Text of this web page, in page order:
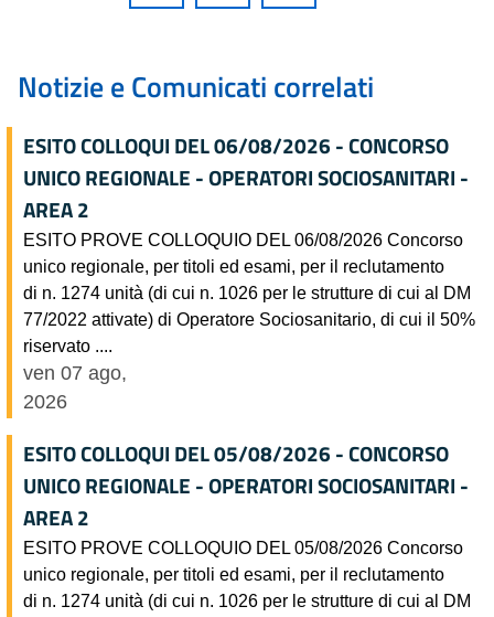
Notizie e Comunicati correlati
ESITO COLLOQUI DEL 06/08/2026 - CONCORSO
UNICO REGIONALE - OPERATORI SOCIOSANITARI -
AREA 2
ESITO PROVE COLLOQUIO DEL 06/08/2026 Concorso
unico regionale, per titoli ed esami, per il reclutamento
di n. 1274 unità (di cui n. 1026 per le strutture di cui al DM
77/2022 attivate) di Operatore Sociosanitario, di cui il 50%
riservato ....
ven 07 ago,
2026
ESITO COLLOQUI DEL 05/08/2026 - CONCORSO
UNICO REGIONALE - OPERATORI SOCIOSANITARI -
AREA 2
ESITO PROVE COLLOQUIO DEL 05/08/2026 Concorso
unico regionale, per titoli ed esami, per il reclutamento
di n. 1274 unità (di cui n. 1026 per le strutture di cui al DM